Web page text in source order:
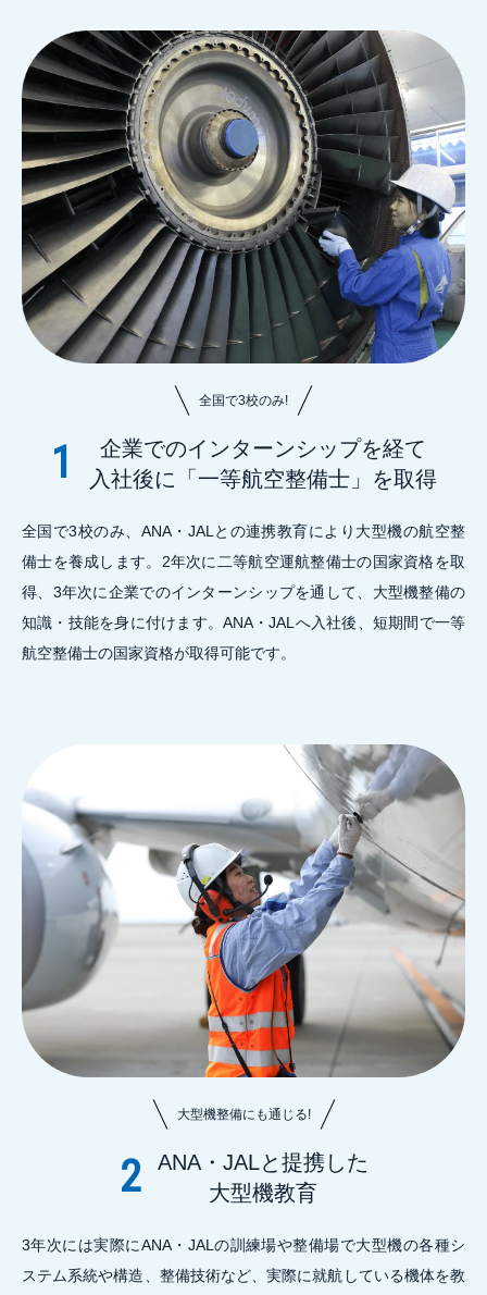
全国で3校のみ!
1
企業でのインターンシップを経て
入社後に「一等航空整備士」を取得
全国で3校のみ、ANA・JALとの連携教育により大型機の航空整
備士を養成します。2年次に二等航空運航整備士の国家資格を取
得、3年次に企業でのインターンシップを通して、大型機整備の
知識・技能を身に付けます。ANA・JALへ入社後、短期間で一等
航空整備士の国家資格が取得可能です。
大型機整備にも通じる!
2
ANA・JALと提携した
大型機教育
3年次には実際にANA・JALの訓練場や整備場で大型機の各種シ
ステム系統や構造、整備技術など、実際に就航している機体を教